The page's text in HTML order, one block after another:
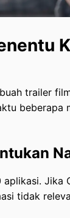
trailer
beberapa
Jika
tidak